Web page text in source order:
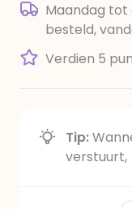
Maandag tot
besteld,
Verdien 5
Tip: